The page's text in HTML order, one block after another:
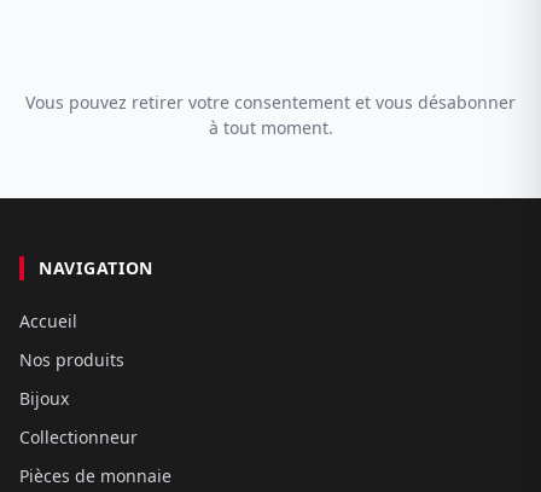
Vous pouvez retirer votre consentement et vous désabonner
à tout moment.
NAVIGATION
Accueil
Nos produits
Bijoux
Collectionneur
Pièces de monnaie